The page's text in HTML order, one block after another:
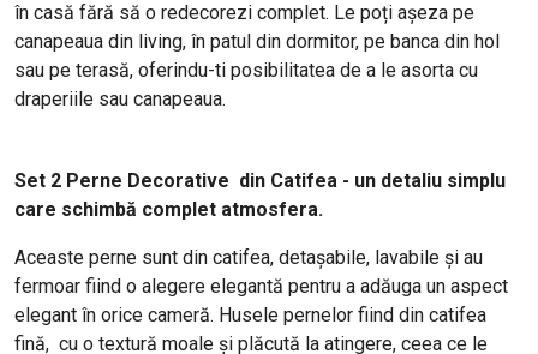
în casă fără să o redecorezi complet. Le poți așeza pe
canapeaua din living, în patul din dormitor, pe banca din hol
sau pe terasă, oferindu-ti posibilitatea de a le asorta cu
draperiile sau canapeaua.
Set 2 Perne Decorative din Catifea - un detaliu simplu
care schimbă complet atmosfera.
Aceaste perne sunt din catifea, detașabile, lavabile și au
fermoar fiind o alegere elegantă pentru a adăuga un aspect
elegant în orice cameră. Husele pernelor fiind din catifea
fină, cu o textură moale și plăcută la atingere, ceea ce le